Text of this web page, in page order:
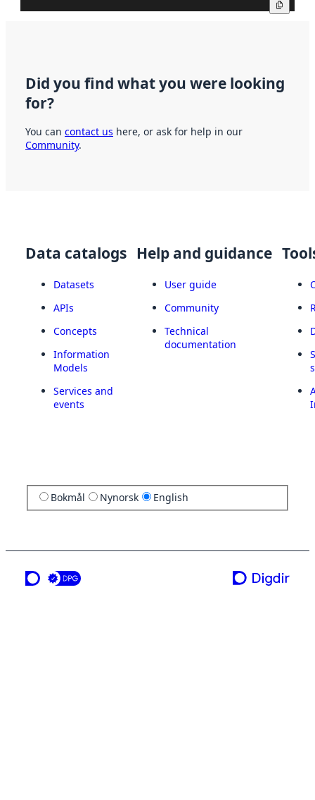
Did you find what you were looking
for?
You can contact us here, or ask for help in our
Community.
Data catalogs
Datasets
APIs
Concepts
Information
Models
Services and
events
Help and guidance
User guide
Community
Technical
documentation
Bokmål Nynorsk English